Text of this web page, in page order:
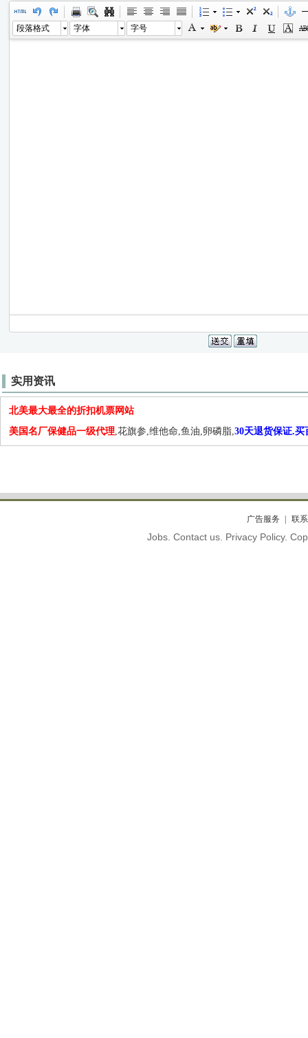
段落格式 字体 字号
实用资讯
北美最大最全的折扣机票网站
美国名厂保健品一级代理,花旗参,维他命,鱼油,卵磷脂,30天退货保证.买
广告服务 联
Jobs. Contact us. Privacy Policy.